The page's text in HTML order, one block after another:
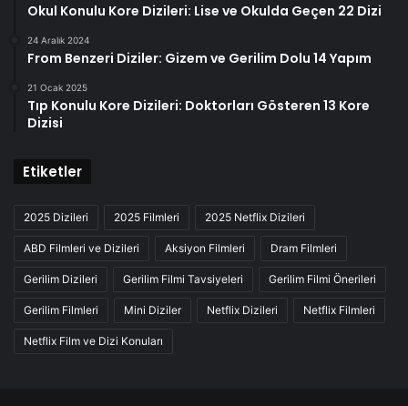
Okul Konulu Kore Dizileri: Lise ve Okulda Geçen 22 Dizi
24 Aralık 2024
From Benzeri Diziler: Gizem ve Gerilim Dolu 14 Yapım
21 Ocak 2025
Tıp Konulu Kore Dizileri: Doktorları Gösteren 13 Kore
Dizisi
Etiketler
2025 Dizileri 2025 Filmleri 2025 Netflix Dizileri
ABD Filmleri ve Dizileri Aksiyon Filmleri Dram Filmleri
Gerilim Dizileri Gerilim Filmi Tavsiyeleri Gerilim Filmi Önerileri
Gerilim Filmleri Mini Diziler Netflix Dizileri Netflix Filmleri
Netflix Film ve Dizi Konuları